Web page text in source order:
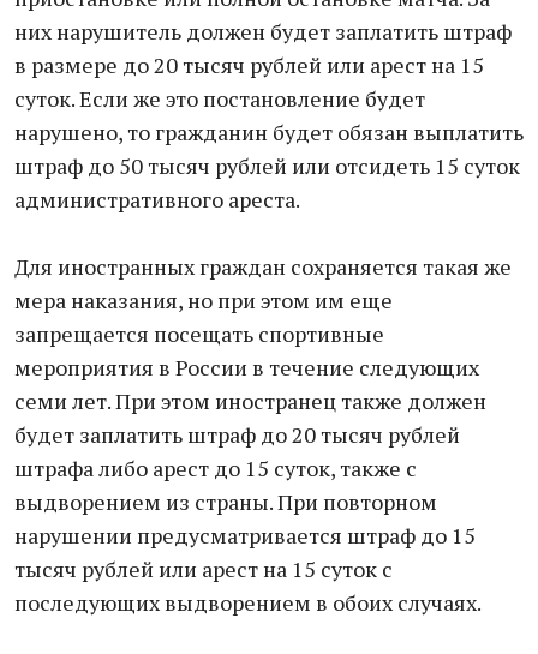
них нарушитель должен будет заплатить штраф
в размере до 20 тысяч рублей или арест на 15
суток. Если же это постановление будет
нарушено, то гражданин будет обязан выплатить
штраф до 50 тысяч рублей или отсидеть 15 суток
административного ареста.
Для иностранных граждан сохраняется такая же
мера наказания, но при этом им еще
запрещается посещать спортивные
мероприятия в России в течение следующих
семи лет. При этом иностранец также должен
будет заплатить штраф до 20 тысяч рублей
штрафа либо арест до 15 суток, также с
выдворением из страны. При повторном
нарушении предусматривается штраф до 15
тысяч рублей или арест на 15 суток с
последующих выдворением в обоих случаях.